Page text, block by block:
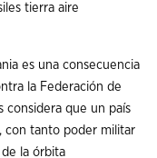
tierra aire
es una consecuencia
la Federación de
considera que un país
con tanto poder militar
la órbita